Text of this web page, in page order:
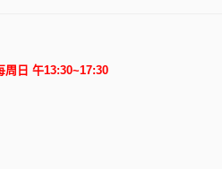
周日 午13:30~17:30